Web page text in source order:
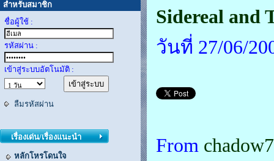
สำหรับสมาชิก
ชื่อผู้ใช้ :
รหัสผ่าน :
เข้าสู่ระบบอัตโนมัติ :
ลืมรหัสผ่าน
เรื่องเด่น/เรื่องแนะนำ
หลักโหรโดนใจ
Sidereal and
วันที่ 27/06/
From